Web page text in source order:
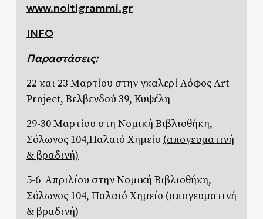
www.noitigrammi.gr
INFO
Παραστάσεις:
22 και 23 Μαρτίου στην γκαλερί Λόφος Art
Project, Βελβενδού 39, Κυψέλη
29-30 Μαρτίου στη Νομική Βιβλιοθήκη,
Σόλωνος 104,Παλαιό Χημείο (απογευματινή
& βραδινή)
5-6 Απριλίου στην Νομική Βιβλιοθήκη,
Σόλωνος 104, Παλαιό Χημείο (απογευματινή
& βραδινή)